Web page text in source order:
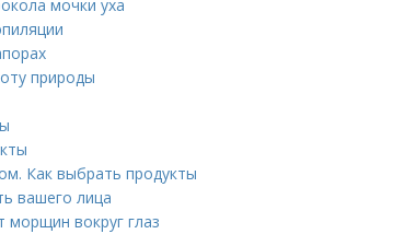
мочки уха
природы
Как выбрать продукты
вашего лица
вокруг глаз